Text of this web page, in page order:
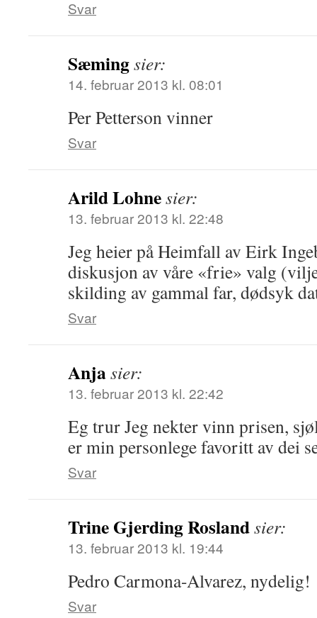
Svar
Sæmingsier:
14. februar 2013 kl. 08:01
Per Petterson vinner
Svar
Arild Lohnesier:
13. februar 2013 kl. 22:48
Jeg heier på Heimfall av Eirk
diskusjon av våre «frie» valg
skilding av gammal far, dødsyk
Svar
Anjasier:
13. februar 2013 kl. 22:42
Eg trur Jeg nekter vinn prisen,
er min personlege favoritt av dei
Svar
Trine Gjerding Roslandsier:
13. februar 2013 kl. 19:44
Pedro Carmona-Alvarez, nydelig!
Svar